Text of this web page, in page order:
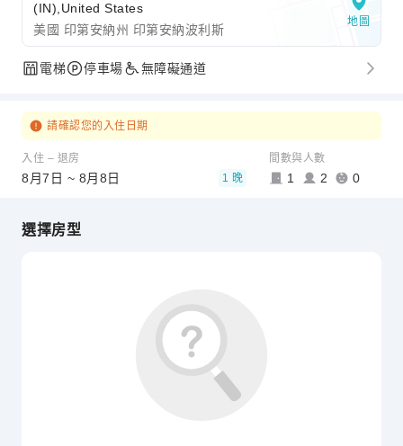
(IN),United States
美國 印第安納州 印第安納波利斯
地圖
電梯 停車場 無障礙通道
請確認您的入住日期
入住 – 退房
8月7日 ~ 8月8日 1 晚
間數與人數
1 2 0
選擇房型